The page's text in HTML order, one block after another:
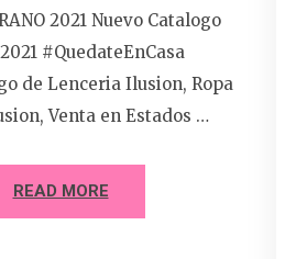
2021 Nuevo Catalogo
#QuedateEnCasa
de Lenceria Ilusion, Ropa
Venta en Estados …
READ MORE